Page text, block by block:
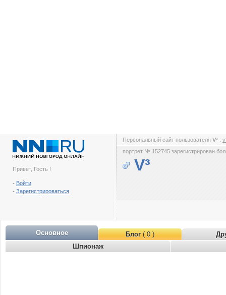
Привет, Гость !
- Войти
- Зарегистрироваться
Персональный сайт пользователя V³ :
портрет № 152745 зарегистрирован
V³
Основное Блог( 0 )
Шпионаж